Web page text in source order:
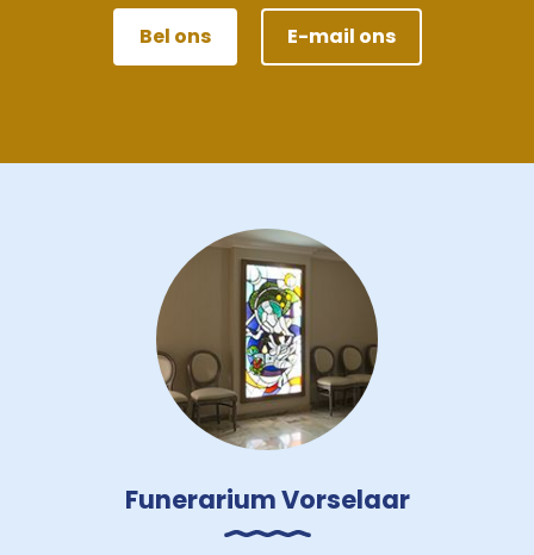
Bel ons E-mail ons
Funerarium Vorselaar